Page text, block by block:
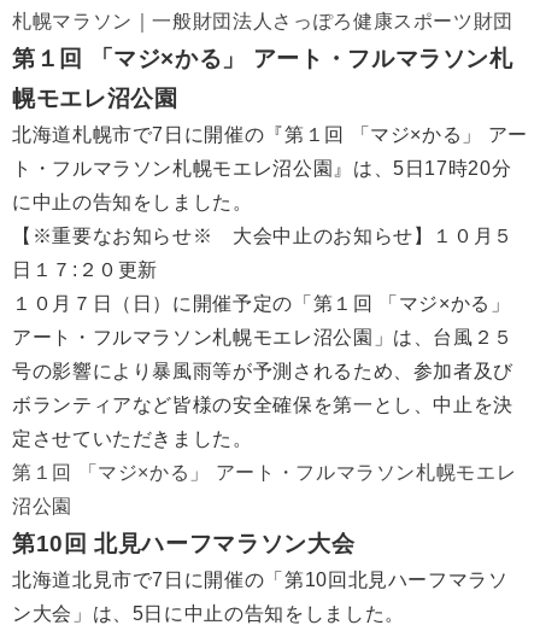
札幌マラソン｜一般財団法人さっぽろ健康スポーツ財団
第１回 「マジ×かる」 アート・フルマラソン札
幌モエレ沼公園
北海道札幌市で7日に開催の『第１回 「マジ×かる」 アー
ト・フルマラソン札幌モエレ沼公園』は、5日17時20分
に中止の告知をしました。
【※重要なお知らせ※ 大会中止のお知らせ】１０月５
日１７:２０更新
１０月７日（日）に開催予定の「第１回 「マジ×かる」
アート・フルマラソン札幌モエレ沼公園」は、台風２５
号の影響により暴風雨等が予測されるため、参加者及び
ボランティアなど皆様の安全確保を第一とし、中止を決
定させていただきました。
第１回 「マジ×かる」 アート・フルマラソン札幌モエレ
沼公園
第10回 北見ハーフマラソン大会
北海道北見市で7日に開催の「第10回北見ハーフマラソ
ン大会」は、5日に中止の告知をしました。